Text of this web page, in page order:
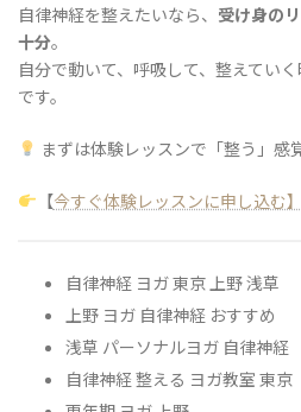
自律神経を整えたいなら、 受け身の
十分。
自分で動いて、呼吸して、整えてい
です。
まずは体験レッスンで「整う」感
【今すぐ体験レッスンに申し込む】
自律神経 ヨガ 東京 上野 浅草
上野 ヨガ 自律神経 おすすめ
浅草 パーソナルヨガ 自律神経
自律神経 整える ヨガ教室 東京